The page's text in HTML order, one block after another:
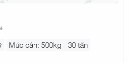
đ
Mức cân: 500kg - 30 tấn